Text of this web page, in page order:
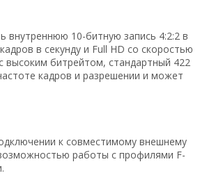
10-битную запись 4:2:2 в
в секунду и Full HD со скоростью
высоким битрейтом, стандартный 422
кадров и разрешении и может
к совместимому внешнему
работы с профилями F-